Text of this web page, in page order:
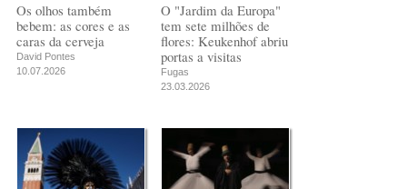
Os olhos também
bebem: as cores e as
caras da cerveja
David Pontes
10.07.2026
O "Jardim da Europa"
tem sete milhões de
flores: Keukenhof abriu
portas a visitas
Fugas
23.03.2026